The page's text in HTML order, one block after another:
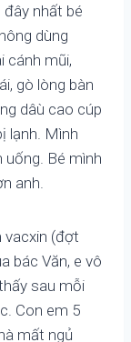
nhất bé
dùng
cánh mũi,
gò lòng bàn
dâù cao cúp
lạnh. Mình
Bé mình
anh.
vacxin (đợt
bác Văn, e vô
sau mỗi
Con em 5
mất ngủ